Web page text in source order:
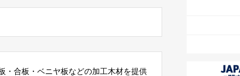
・合板・ベニヤ板などの加工木材を提供